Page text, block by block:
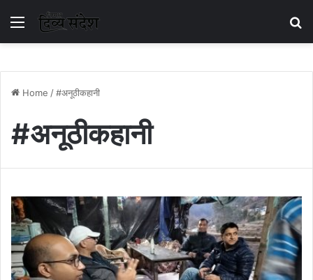
Menu
Home /#अनूठीकहानी
#अनूठीकहानी